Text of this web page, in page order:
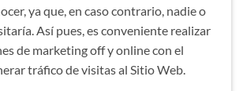
ya que, en caso contrario, nadie o
Así pues, es conveniente realizar
de marketing off y online con el
tráfico de visitas al Sitio Web.